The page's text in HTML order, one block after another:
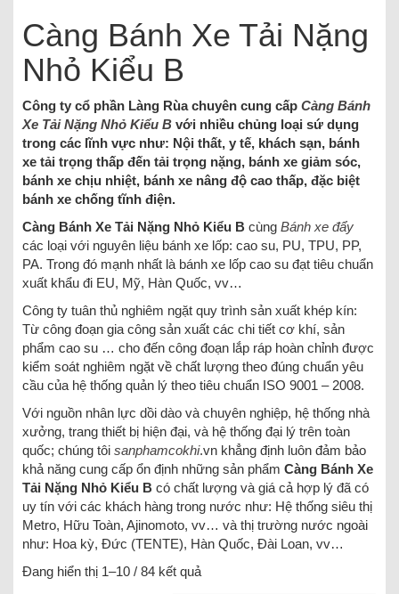
Càng Bánh Xe Tải Nặng
Nhỏ Kiểu B
Công ty cổ phần Làng Rùa chuyên cung cấp Càng Bánh
Xe Tải Nặng Nhỏ Kiểu B với nhiều chủng loại sứ dụng
trong các lĩnh vực như: Nội thất, y tế, khách sạn, bánh
xe tải trọng thấp đến tải trọng nặng, bánh xe giảm sóc,
bánh xe chịu nhiệt, bánh xe nâng độ cao thấp, đặc biệt
bánh xe chống tĩnh điện.
Càng Bánh Xe Tải Nặng Nhỏ Kiểu B cùng Bánh xe đẩy
các loại với nguyên liệu bánh xe lốp: cao su, PU, TPU, PP,
PA. Trong đó mạnh nhất là bánh xe lốp cao su đạt tiêu chuẩn
xuất khẩu đi EU, Mỹ, Hàn Quốc, vv…
Công ty tuân thủ nghiêm ngặt quy trình sản xuất khép kín:
Từ công đoạn gia công sản xuất các chi tiết cơ khí, sản
phẩm cao su … cho đến công đoạn lắp ráp hoàn chỉnh được
kiểm soát nghiêm ngặt về chất lượng theo đúng chuẩn yêu
cầu của hệ thống quản lý theo tiêu chuẩn ISO 9001 – 2008.
Với nguồn nhân lực dồi dào và chuyên nghiệp, hệ thống nhà
xưởng, trang thiết bị hiện đại, và hệ thống đại lý trên toàn
quốc; chúng tôi sanphamcokhi.vn khẳng định luôn đảm bảo
khả năng cung cấp ổn định những sản phẩm Càng Bánh Xe
Tải Nặng Nhỏ Kiểu B có chất lượng và giá cả hợp lý đã có
uy tín với các khách hàng trong nước như: Hệ thống siêu thị
Metro, Hữu Toàn, Ajinomoto, vv… và thị trường nước ngoài
như: Hoa kỳ, Đức (TENTE), Hàn Quốc, Đài Loan, vv…
Đang hiển thị 1–10 / 84 kết quả